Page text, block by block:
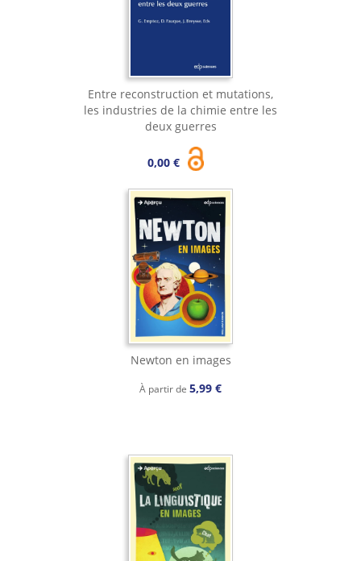
Entre reconstruction et mutations,
les industries de la chimie entre les
deux guerres
0,00 €
Newton en images
À partir de 5,99 €